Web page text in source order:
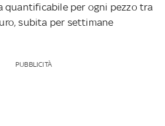
quantificabile per ogni pezzo tra
subita per settimane
PUBBLICITÀ